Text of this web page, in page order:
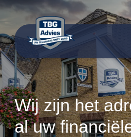
inhoud
Wij zijn het
al uw